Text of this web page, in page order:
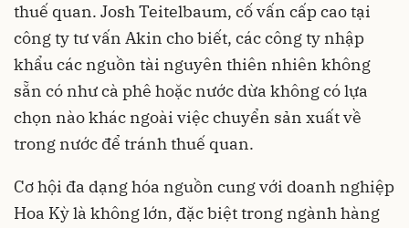
thuế quan. Josh Teitelbaum, cố vấn cấp cao tại
công ty tư vấn Akin cho biết, các công ty nhập
khẩu các nguồn tài nguyên thiên nhiên không
sẵn có như cà phê hoặc nước dừa không có lựa
chọn nào khác ngoài việc chuyển sản xuất về
trong nước để tránh thuế quan.
Cơ hội đa dạng hóa nguồn cung với doanh nghiệp
Hoa Kỳ là không lớn, đặc biệt trong ngành hàng